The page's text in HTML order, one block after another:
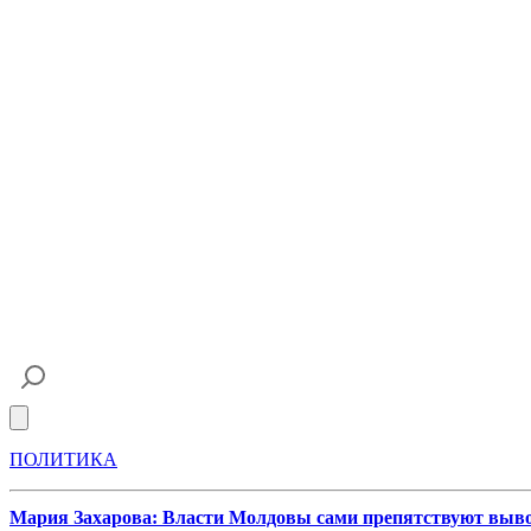
ПОЛИТИКА
Мария Захарова: Власти Молдовы сами препятствуют